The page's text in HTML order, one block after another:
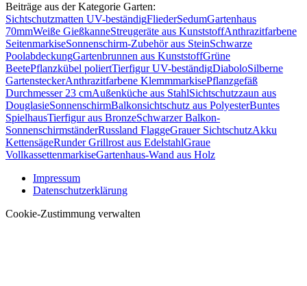
Beiträge aus der Kategorie Garten:
Sichtschutzmatten UV-beständigFliederSedumGartenhaus
70mmWeiße GießkanneStreugeräte aus KunststoffAnthrazitfarbene
SeitenmarkiseSonnenschirm-Zubehör aus SteinSchwarze
PoolabdeckungGartenbrunnen aus KunststoffGrüne
BeetePflanzkübel poliertTierfigur UV-beständigDiaboloSilberne
GartensteckerAnthrazitfarbene KlemmmarkisePflanzgefäß
Durchmesser 23 cmAußenküche aus StahlSichtschutzzaun aus
DouglasieSonnenschirmBalkonsichtschutz aus PolyesterBuntes
SpielhausTierfigur aus BronzeSchwarzer Balkon-
SonnenschirmständerRussland FlaggeGrauer SichtschutzAkku
KettensägeRunder Grillrost aus EdelstahlGraue
VollkassettenmarkiseGartenhaus-Wand aus Holz
Impressum
Datenschutzerklärung
Cookie-Zustimmung verwalten